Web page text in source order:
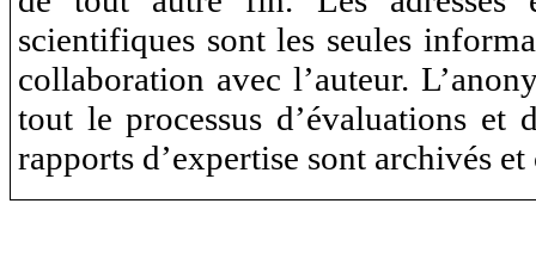
scientifiques sont les seules
collaboration avec l’auteur.
tout le processus d’évaluations et
rapports d’expertise sont archivés